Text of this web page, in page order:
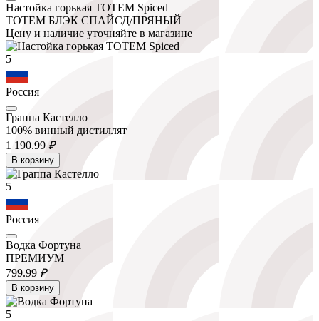
Настойка горькая ТОТЕМ Spiced
ТОТЕМ БЛЭК СПАЙСД/ПРЯНЫЙ
Цену и наличие уточняйте в магазине
5
Россия
Граппа Кастелло
100% винный дистиллят
1 190.99 ₽
В корзину
5
Россия
Водка Фортуна
ПРЕМИУМ
799.99 ₽
В корзину
5